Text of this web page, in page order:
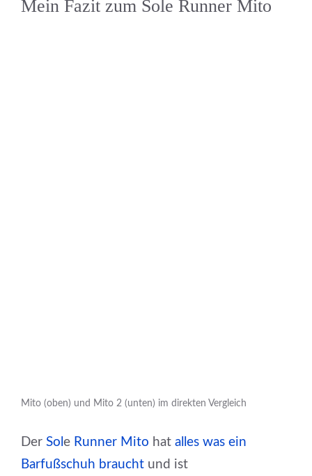
Mein Fazit zum Sole Runner Mito
Mito (oben) und Mito 2 (unten) im direkten Vergleich
Der Sol e Runner Mito hat alles was ein
Barfußschuh braucht und ist